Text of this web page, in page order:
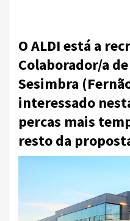
O ALDI está a
Colaborador/a
Sesimbra
interessado
percas mais
resto da